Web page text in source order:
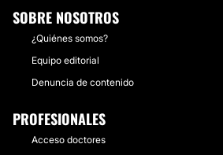
SOBRE NOSOTROS
¿Quiénes somos?
Equipo editorial
Denuncia de contenido
PROFESIONALES
Acceso doctores